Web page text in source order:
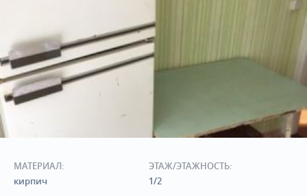
МАТЕРИАЛ:
кирпич
ЭТАЖ/ЭТАЖНОСТЬ:
1/2